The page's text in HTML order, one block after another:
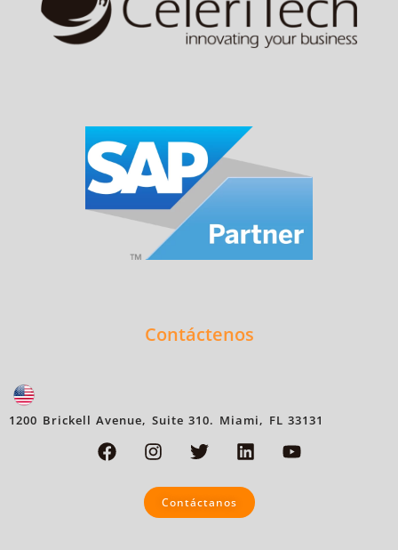
Contáctenos
1200 Brickell Avenue, Suite 310. Miami, FL 33131
Contáctanos